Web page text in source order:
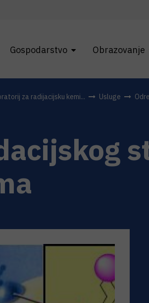
Gospodarstvo Obrazovanje
za radijacijsku kemi... Usluge